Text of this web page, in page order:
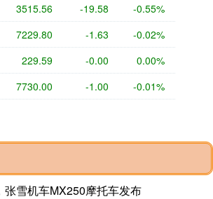
3515.56 -19.58 -0.55%
7229.80 -1.63 -0.02%
229.59 -0.00 0.00%
7730.00 -1.00 -0.01%
张雪机车MX250摩托车发布